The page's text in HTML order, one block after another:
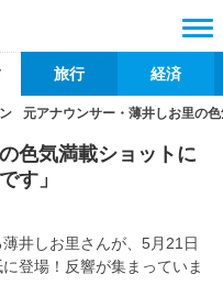
旅行 経済
元アナウンサー・薄井しお里の
色気満載ショットに
す」
井しお里さんが、5月21日
登場！反響が集まっていま